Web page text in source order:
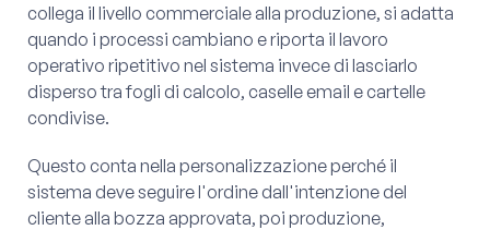
collega il livello commerciale alla produzione, si adatta
quando i processi cambiano e riporta il lavoro
operativo ripetitivo nel sistema invece di lasciarlo
disperso tra fogli di calcolo, caselle email e cartelle
condivise.
Questo conta nella personalizzazione perché il
sistema deve seguire l'ordine dall'intenzione del
cliente alla bozza approvata, poi produzione,